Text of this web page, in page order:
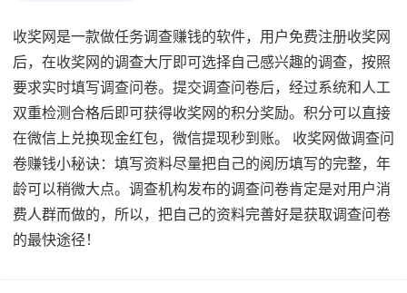
收奖网是一款做任务调查赚钱的软件，用户免费注册收奖网
后，在收奖网的调查大厅即可选择自己感兴趣的调查，按照
要求实时填写调查问卷。提交调查问卷后，经过系统和人工
双重检测合格后即可获得收奖网的积分奖励。积分可以直接
在微信上兑换现金红包，微信提现秒到账。 收奖网做调查问
卷赚钱小秘诀：填写资料尽量把自己的阅历填写的完整，年
龄可以稍微大点。调查机构发布的调查问卷肯定是对用户消
费人群而做的，所以，把自己的资料完善好是获取调查问卷
的最快途径！